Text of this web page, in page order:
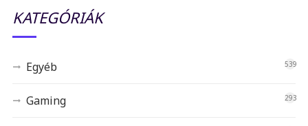
KATEGÓRIÁK
Egyéb 539
Gaming 293